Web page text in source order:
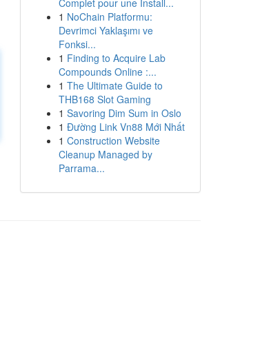
Complet pour une Install...
1 NoChain Platformu:
Devrimci Yaklaşımı ve
Fonksi...
1 Finding to Acquire Lab
Compounds Online :...
1 The Ultimate Guide to
THB168 Slot Gaming
1 Savoring Dim Sum in Oslo
1 Đường Link Vn88 Mới Nhất
1 Construction Website
Cleanup Managed by
Parrama...